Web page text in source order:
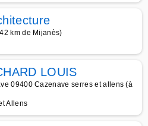
km de Mijanès)
LOUIS
09400 Cazenave serres et allens (à
Allens